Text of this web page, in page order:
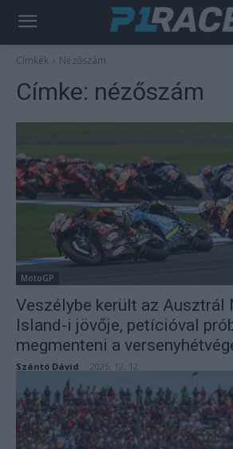
Címkék Nézőszám
Címke: nézőszám
MotoGP
Veszélybe került az Ausztrál
Island-i jövője, petícióval
megmenteni a
Szántó Dávid 2025. 12. 12.